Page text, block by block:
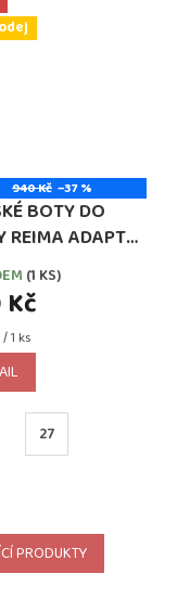
940 Kč –37 %
BOTY DO
REIMA ADAPT
BLUE
(1 KS)
1 ks
27
PRODUKTY